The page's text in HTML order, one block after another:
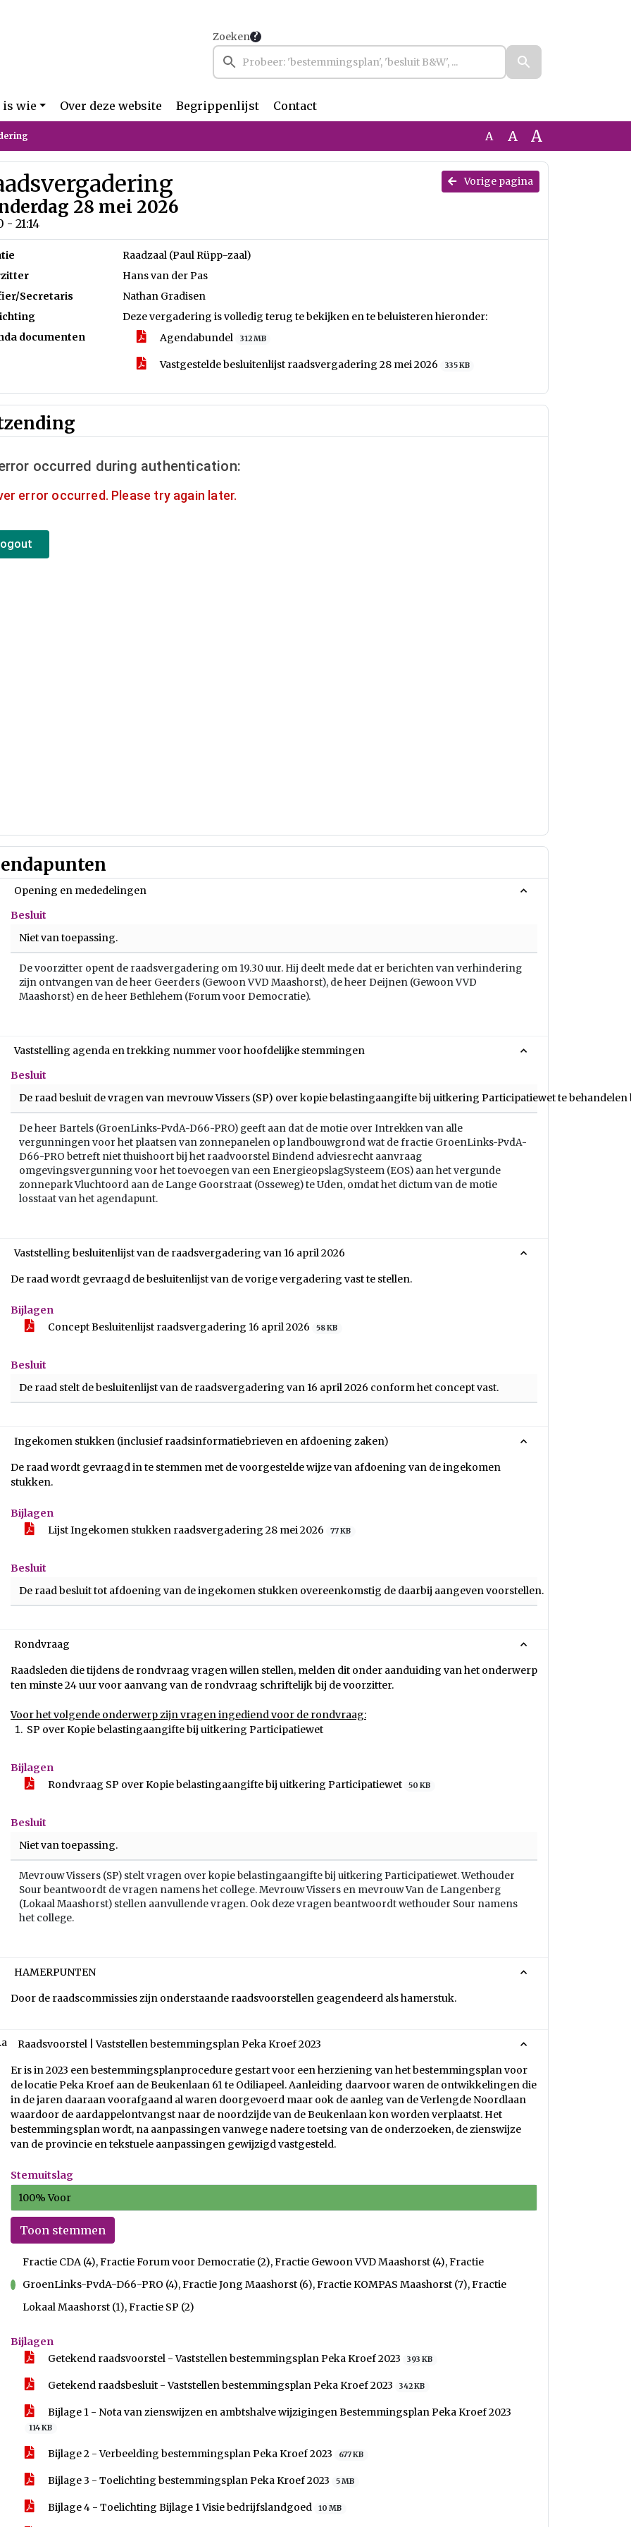
Zoeken
is wie Over deze website Begrippenlijst Contact
A A A
Vorige pagina
28 mei 2026
- 21:14
Raadzaal (Paul Rüpp-zaal)
Hans van der Pas
Secretaris
Nathan Gradisen
Deze vergadering is volledig terug te bekijken en te beluisteren hieronder:
documenten
Agendabundel 312 MB
Vastgestelde besluitenlijst raadsvergadering 28 mei 2026 335 KB
Opening en mededelingen
Besluit
Niet van toepassing.
De voorzitter opent de raadsvergadering om 19.30 uur. Hij deelt mede dat er berichten van verhindering
zijn ontvangen van de heer Geerders (Gewoon VVD Maashorst), de heer Deijnen (Gewoon VVD
Maashorst) en de heer Bethlehem (Forum voor Democratie).
Vaststelling agenda en trekking nummer voor hoofdelijke stemmingen
Besluit
De raad besluit de vragen van mevrouw Vissers (SP) over kopie belastingaangifte bij uitkering Participatiewet te
De heer Bartels (GroenLinks-PvdA-D66-PRO) geeft aan dat de motie over Intrekken van alle
vergunningen voor het plaatsen van zonnepanelen op landbouwgrond wat de fractie GroenLinks-PvdA-
D66-PRO betreft niet thuishoort bij het raadvoorstel Bindend adviesrecht aanvraag
omgevingsvergunning voor het toevoegen van een EnergieopslagSysteem (EOS) aan het vergunde
zonnepark Vluchtoord aan de Lange Goorstraat (Osseweg) te Uden, omdat het dictum van de motie
losstaat van het agendapunt.
Vaststelling besluitenlijst van de raadsvergadering van 16 april 2026
De raad wordt gevraagd de besluitenlijst van de vorige vergadering vast te stellen.
Bijlagen
Concept Besluitenlijst raadsvergadering 16 april 2026
58 KB
Besluit
De raad stelt de besluitenlijst van de raadsvergadering van 16 april 2026 conform het concept vast.
Ingekomen stukken (inclusief raadsinformatiebrieven en afdoening zaken)
De raad wordt gevraagd in te stemmen met de voorgestelde wijze van afdoening van de ingekomen
stukken.
Bijlagen
Lijst Ingekomen stukken raadsvergadering 28 mei 2026
77 KB
Besluit
De raad besluit tot afdoening van de ingekomen stukken overeenkomstig de daarbij aangeven voorstellen.
Rondvraag
Raadsleden die tijdens de rondvraag vragen willen stellen, melden dit onder aanduiding van het onderwerp
ten minste 24 uur voor aanvang van de rondvraag schriftelijk bij de voorzitter.
Voor het volgende onderwerp zijn vragen ingediend voor de rondvraag:
SP over Kopie belastingaangifte bij uitkering Participatiewet
Bijlagen
Rondvraag SP over Kopie belastingaangifte bij uitkering Participatiewet
50 KB
Besluit
Niet van toepassing.
Mevrouw Vissers (SP) stelt vragen over kopie belastingaangifte bij uitkering Participatiewet. Wethouder
Sour beantwoordt de vragen namens het college. Mevrouw Vissers en mevrouw Van de Langenberg
(Lokaal Maashorst) stellen aanvullende vragen. Ook deze vragen beantwoordt wethouder Sour namens
het college.
HAMERPUNTEN
Door de raadscommissies zijn onderstaande raadsvoorstellen geagendeerd als hamerstuk.
Raadsvoorstel | Vaststellen bestemmingsplan Peka Kroef 2023
Er is in 2023 een bestemmingsplanprocedure gestart voor een herziening van het bestemmingsplan voor
de locatie Peka Kroef aan de Beukenlaan 61 te Odiliapeel. Aanleiding daarvoor waren de ontwikkelingen die
in de jaren daaraan voorafgaand al waren doorgevoerd maar ook de aanleg van de Verlengde Noordlaan
waardoor de aardappelontvangst naar de noordzijde van de Beukenlaan kon worden verplaatst. Het
bestemmingsplan wordt, na aanpassingen vanwege nadere toetsing van de onderzoeken, de zienswijze
van de provincie en tekstuele aanpassingen gewijzigd vastgesteld.
Stemuitslag
100% Voor
Toon stemmen
Fractie CDA (4), Fractie Forum voor Democratie (2), Fractie Gewoon VVD Maashorst (4), Fractie
GroenLinks-PvdA-D66-PRO (4), Fractie Jong Maashorst (6), Fractie KOMPAS Maashorst (7), Fractie
Lokaal Maashorst (1), Fractie SP (2)
Bijlagen
Getekend raadsvoorstel - Vaststellen bestemmingsplan Peka Kroef 2023
393 KB
Getekend raadsbesluit - Vaststellen bestemmingsplan Peka Kroef 2023 342 KB
Bijlage 1 - Nota van zienswijzen en ambtshalve wijzigingen Bestemmingsplan Peka Kroef 2023
114 KB
Bijlage 2 - Verbeelding bestemmingsplan Peka Kroef 2023 677 KB
Bijlage 3 - Toelichting bestemmingsplan Peka Kroef 2023 5 MB
Bijlage 4 - Toelichting Bijlage 1 Visie bedrijfslandgoed 10 MB